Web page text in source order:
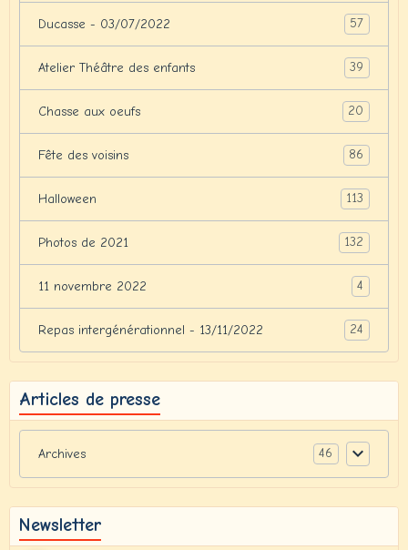
Ducasse - 03/07/2022 57
Atelier Théâtre des enfants 39
Chasse aux oeufs 20
Fête des voisins 86
Halloween 113
Photos de 2021 132
11 novembre 2022 4
Repas intergénérationnel - 13/11/2022 24
Articles de presse
Archives 46
Newsletter